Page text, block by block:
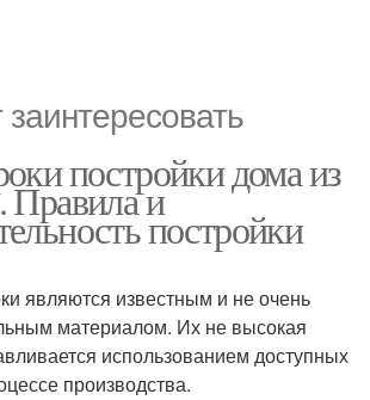
постройки дома из
Правила и
постройки
являются известным и не очень
материалом. Их не высокая
использованием доступных
производства.